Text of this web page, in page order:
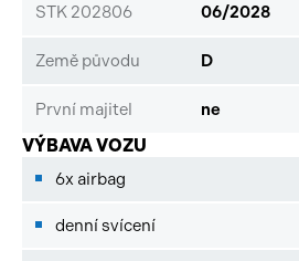
STK 202806 06/2028
Země původu D
První majitel ne
VÝBAVA VOZU
6x airbag
denní svícení